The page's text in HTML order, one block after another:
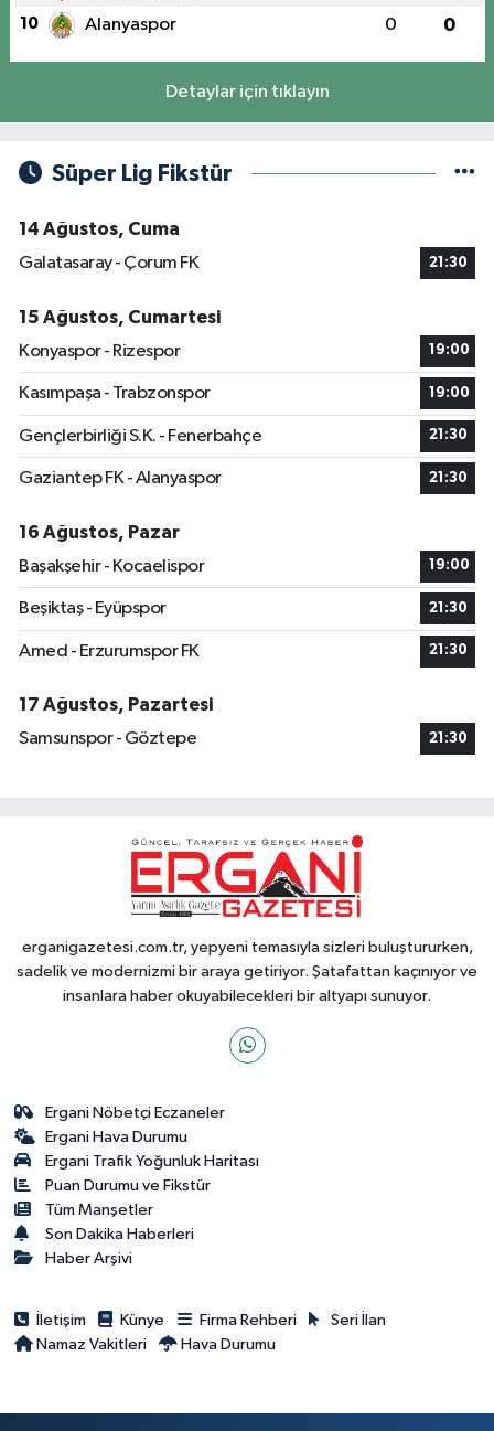
10 Alanyaspor 0 0
Detaylar için tıklayın
Süper Lig Fikstür
14 Ağustos, Cuma
Galatasaray - Çorum FK
21:30
15 Ağustos, Cumartesi
Konyaspor - Rizespor
19:00
Kasımpaşa - Trabzonspor 19:00
Gençlerbirliği S.K. - Fenerbahçe 21:30
Gaziantep FK - Alanyaspor 21:30
16 Ağustos, Pazar
Başakşehir - Kocaelispor
19:00
Beşiktaş - Eyüpspor 21:30
Amed - Erzurumspor FK 21:30
17 Ağustos, Pazartesi
Samsunspor - Göztepe
21:30
erganigazetesi.com.tr, yepyeni temasıyla sizleri buluştururken,
sadelik ve modernizmi bir araya getiriyor. Şatafattan kaçınıyor ve
insanlara haber okuyabilecekleri bir altyapı sunuyor.
Ergani Nöbetçi Eczaneler
Ergani Hava Durumu
Ergani Trafik Yoğunluk Haritası
Puan Durumu ve Fikstür
Tüm Manşetler
Son Dakika Haberleri
Haber Arşivi
İletişim Künye Firma Rehberi
Seri İlan
Namaz Vakitleri
Hava Durumu